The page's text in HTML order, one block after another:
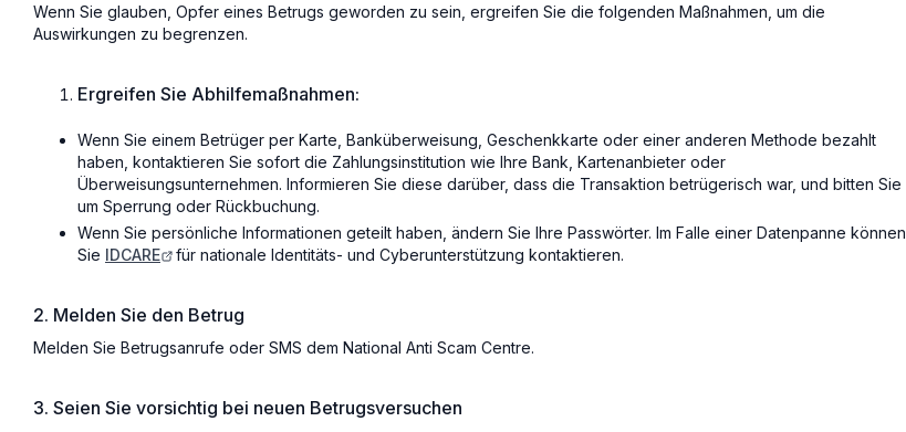
Wenn Sie glauben, Opfer eines Betrugs geworden zu sein, ergreifen Sie die folgenden Maßnahmen, um die
Auswirkungen zu begrenzen.
Ergreifen Sie Abhilfemaßnahmen:
Wenn Sie einem Betrüger per Karte, Banküberweisung, Geschenkkarte oder einer anderen Methode bezahlt
haben, kontaktieren Sie sofort die Zahlungsinstitution wie Ihre Bank, Kartenanbieter oder
Überweisungsunternehmen. Informieren Sie diese darüber, dass die Transaktion betrügerisch war, und bitten Sie
um Sperrung oder Rückbuchung.
Wenn Sie persönliche Informationen geteilt haben, ändern Sie Ihre Passwörter. Im Falle einer Datenpanne können
Sie IDCARE für nationale Identitäts- und Cyberunterstützung kontaktieren.
2. Melden Sie den Betrug
Melden Sie Betrugsanrufe oder SMS dem National Anti Scam Centre.
3. Seien Sie vorsichtig bei neuen Betrugsversuchen